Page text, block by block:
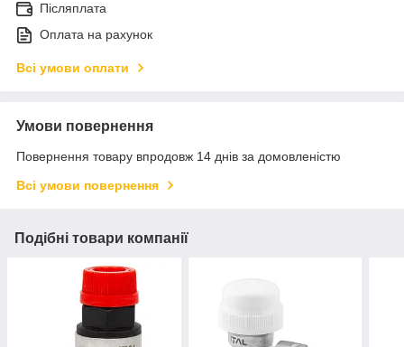
Післяплата
Оплата на рахунок
Всі умови оплати
Умови повернення
Повернення товару впродовж 14 днів за домовленістю
Всі умови повернення
Подібні товари компанії